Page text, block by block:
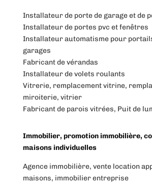
Installateur de porte de garage et de
Installateur de portes pvc et fenêtres
Installateur automatisme pour
garages
Fabricant de vérandas
Installateur de volets roulants
Vitrerie, remplacement vitrine,
miroiterie, vitrier
Fabricant de parois vitrées, Puit de
Immobilier, promotion immobilière,
maisons individuelles
Agence immobilière, vente location
maisons, immobilier entreprise